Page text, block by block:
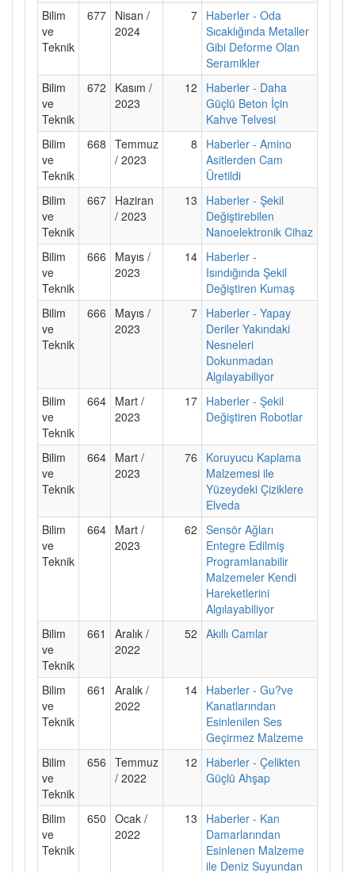
Bilim
ve
Teknik
677 Nisan /
2024
7 Haberler - Oda
Sıcaklığında Metaller
Gibi Deforme Olan
Seramikler
Bilim
ve
Teknik
672
Kasım /
2023
12
Haberler - Daha
Güçlü Beton İçin
Kahve Telvesi
Bilim
ve
Teknik
668 Temmuz
/ 2023
8
Haberler - Amino
Asitlerden Cam
Üretildi
Bilim
ve
Teknik
667 Haziran
/ 2023
13
Haberler - Şekil
Değiştirebilen
Nanoelektronik Cihaz
Bilim
ve
Teknik
666
Mayıs /
2023
14 Haberler -
Isındığında Şekil
Değiştiren Kumaş
Bilim
ve
Teknik
666
Mayıs /
2023
7 Haberler - Yapay
Deriler Yakındaki
Nesneleri
Dokunmadan
Algılayabiliyor
Bilim
ve
Teknik
664 Mart /
2023
17 Haberler - Şekil
Değiştiren Robotlar
Bilim
ve
Teknik
664 Mart /
2023
76
Koruyucu Kaplama
Malzemesi ile
Yüzeydeki Çiziklere
Elveda
Bilim
ve
Teknik
664 Mart /
2023
62 Sensör Ağları
Entegre Edilmiş
Programlanabilir
Malzemeler Kendi
Hareketlerini
Algılayabiliyor
Bilim
ve
Teknik
661
Aralık /
2022
52 Akıllı Camlar
Bilim
ve
Teknik
661
Aralık /
2022
14 Haberler - Gu?ve
Kanatlarından
Esinlenilen Ses
Geçirmez Malzeme
Bilim
ve
Teknik
656 Temmuz
/ 2022
12
Haberler - Çelikten
Güçlü Ahşap
Bilim
ve
Teknik
650 Ocak /
2022
13
Haberler - Kan
Damarlarından
Esinlenen Malzeme
ile Deniz Suyundan